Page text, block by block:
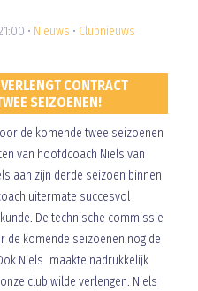
• Nieuws • Clubnieuws
CONTRACT
SEIZOENEN!
de komende twee seizoenen
van hoofdcoach Niels van
aan zijn derde seizoen binnen
uitermate succesvol
De technische commissie
de komende seizoenen nog de
Niels maakte nadrukkelijk
club wilde verlengen. Niels